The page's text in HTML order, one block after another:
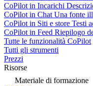
CoPilot in Incarichi
CoPilot in Chat Una fonte
CoPilot in Siti e store Testi
CoPilot in Feed Riepilogo
Tutte le funzionalità CoPilot
Tutti gli strumenti
Prezzi
Risorse
Materiale di formazione